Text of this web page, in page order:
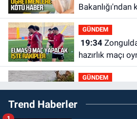
Bakanlığı'ndan
GÜNDEM
19:34Zonguldakspor Bolu'da 3
hazırlık maçı
rakipler...
GÜNDEM
19:27Çaycuma ırmağında görüldü:
Görenler
Trend Haberler